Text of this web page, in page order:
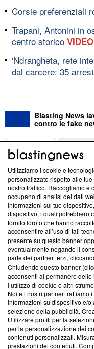
Corsie preferenziali
Trapani, Antonini in
centro storico VIDEO
'Ndrangheta, rete
dal carcere: 35
Blasting News
contro le fake
ABOUT
Questa sezione offre
News, sui nostri
creare news di qualità.
‘Trust Project - News
ancora membro del
parte; Trust Project non
conformità agli standard.
Su di noi
Team editoriale
Corporate
Redazione
Informativa Privacy
Utilizziamo i cookie e
personalizzato rispetto alle
nostro traffico. Raccogliamo e
occupano di analisi dei dati
informazioni sul tuo
dispositivo, i quali potrebbero
fornito loro o che hanno
acconsentire all’uso di tali
presente su questo banner
eventualmente negando il
parte dei partner terzi,
Chiudendo questo banner
acconsenti al permanere
l’utilizzo di cookie o altri
Noi e i nostri partner trattiamo
informazioni su dispositivo e/
selezione della pubblicità.
Utilizzare profili per la
per la personalizzazione dei
contenuti personalizzati.
prestazioni dei contenuti.